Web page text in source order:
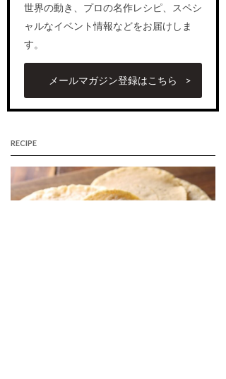
世界の動き、プロの名作レシピ、スペシ
ャルなイベント情報などをお届けしま
す。
メールマガジン登録はこちら
RECIPE